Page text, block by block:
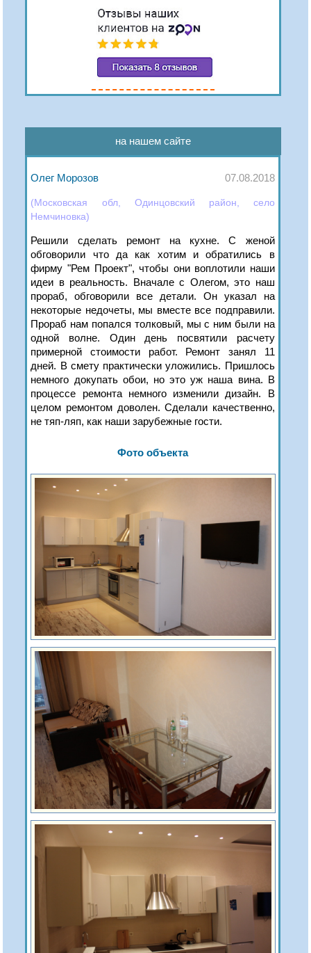
на нашем сайте
Олег Морозов 07.08.2018
(Московская обл, Одинцовский район, село
Немчиновка)
Решили сделать ремонт на кухне. С женой
обговорили что да как хотим и обратились в
фирму "Рем Проект", чтобы они воплотили наши
идеи в реальность. Вначале с Олегом, это наш
прораб, обговорили все детали. Он указал на
некоторые недочеты, мы вместе все подправили.
Прораб нам попался толковый, мы с ним были на
одной волне. Один день посвятили расчету
примерной стоимости работ. Ремонт занял 11
дней. В смету практически уложились. Пришлось
немного докупать обои, но это уж наша вина. В
процессе ремонта немного изменили дизайн. В
целом ремонтом доволен. Сделали качественно,
не тяп-ляп, как наши зарубежные гости.
Фото объекта